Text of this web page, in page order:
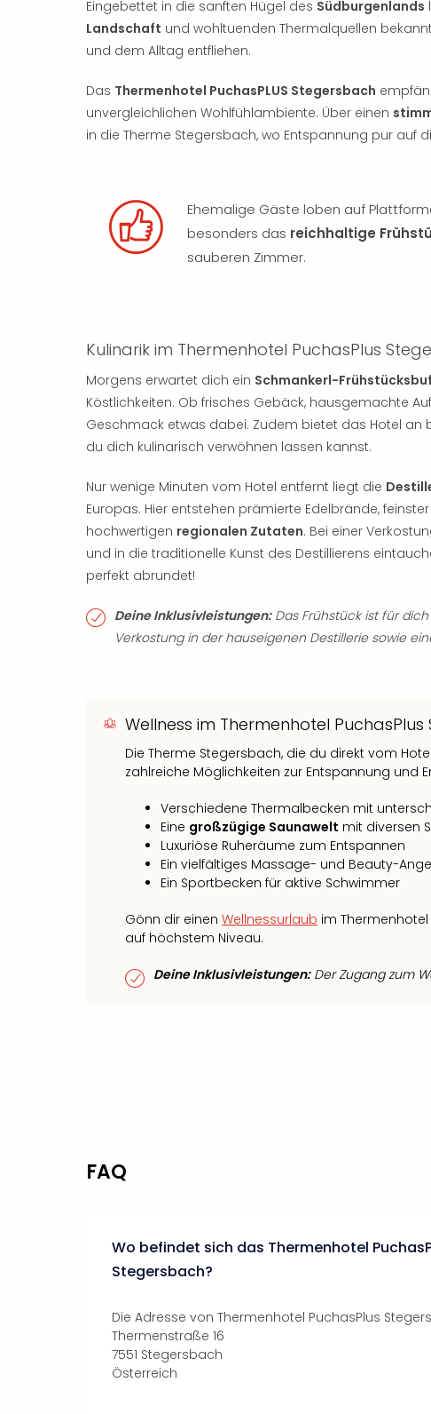
Eingebettet in die sanften Hügel des Südburgenlands
Landschaft und wohltuenden Thermalquellen
und dem Alltag entfliehen.
Das Thermenhotel PuchasPLUS Stegersbach
unvergleichlichen Wohlfühlambiente. Über einen
in die Therme Stegersbach, wo Entspannung pur auf
Ehemalige Gäste loben auf
besonders das reichhaltige
sauberen Zimmer.
Kulinarik im Thermenhotel PuchasPlus
Morgens erwartet dich ein Schmankerl-
Köstlichkeiten. Ob frisches Gebäck, hausgemachte
Geschmack etwas dabei. Zudem bietet das Hotel an
du dich kulinarisch verwöhnen lassen kannst.
Nur wenige Minuten vom Hotel entfernt liegt die
Europas. Hier entstehen prämierte Edelbrände,
hochwertigen regionalen Zutaten. Bei einer
und in die traditionelle Kunst des Destillierens
perfekt abrundet!
Deine Inklusivleistungen:Das Frühstück ist für
Verkostung in der hauseigenen Destillerie sowie
Wellness im Thermenhotel
Die Therme Stegersbach, die du direkt vom
zahlreiche Möglichkeiten zur Entspannung und
Verschiedene Thermalbecken mit
Eine großzügige Saunawelt mit diversen
Luxuriöse Ruheräume zum Entspannen
Ein vielfältiges Massage- und Beauty-
Ein Sportbecken für aktive Schwimmer
Gönn dir einen Wellnessurlaub im Thermenhotel
auf höchstem Niveau.
Deine Inklusivleistungen:Der Zugang zum
FAQ
Wo befindet sich das Thermenhotel
Stegersbach?
Die Adresse von Thermenhotel PuchasPlus
Thermenstraße 16
7551 Stegersbach
Österreich